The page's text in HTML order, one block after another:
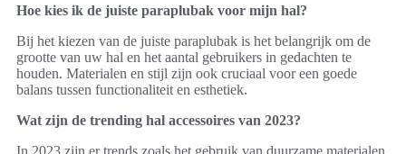
Hoe kies ik de juiste paraplubak voor mijn hal?
Bij het kiezen van de juiste paraplubak is het belangrijk om de
grootte van uw hal en het aantal gebruikers in gedachten te
houden. Materialen en stijl zijn ook cruciaal voor een goede
balans tussen functionaliteit en esthetiek.
Wat zijn de trending hal accessoires van 2023?
In 2023 zijn er trends zoals het gebruik van duurzame materialen